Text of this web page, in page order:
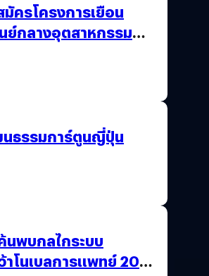
ครโครงการเยือน
ย์กลางอุตสาหกรรม
ธรรมการ์ตูนญี่ปุ่น
นพบกลไกระบบ
โนเบลการแพทย์ 2025